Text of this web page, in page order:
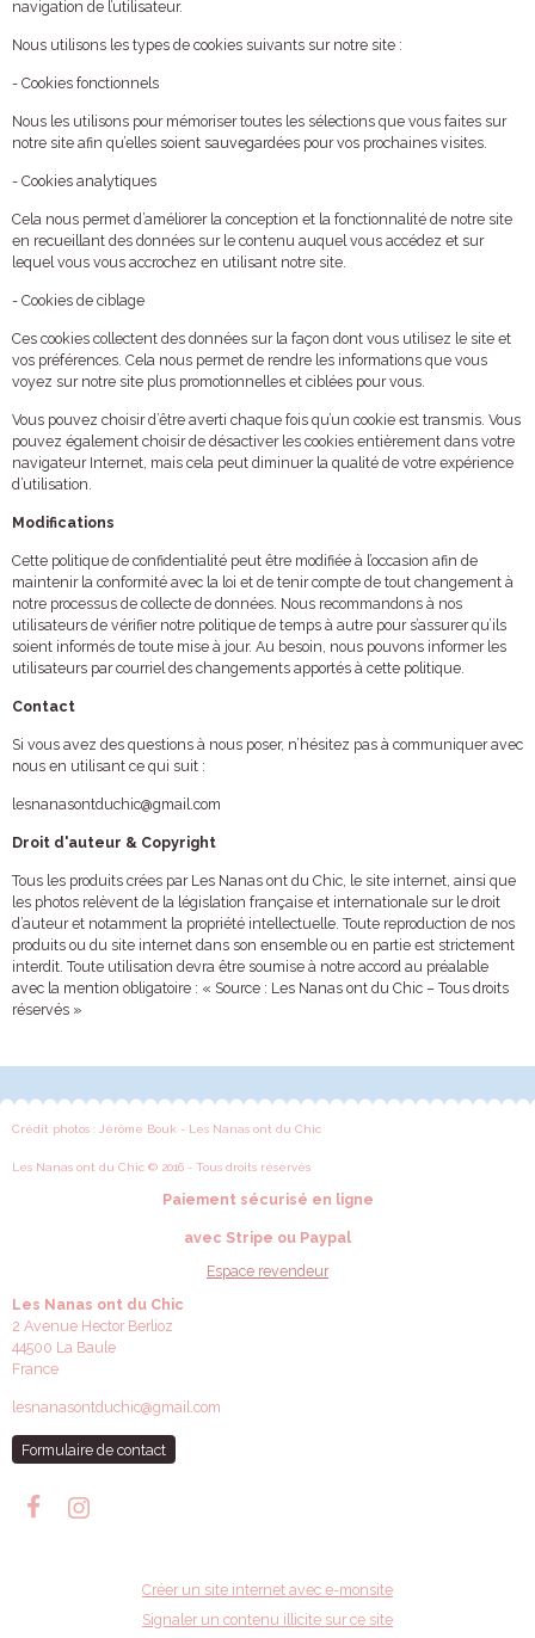
navigation de l’utilisateur.
Nous utilisons les types de cookies suivants sur notre site :
- Cookies fonctionnels
Nous les utilisons pour mémoriser toutes les sélections que vous faites sur
notre site afin qu’elles soient sauvegardées pour vos prochaines visites.
- Cookies analytiques
Cela nous permet d’améliorer la conception et la fonctionnalité de notre site
en recueillant des données sur le contenu auquel vous accédez et sur
lequel vous vous accrochez en utilisant notre site.
- Cookies de ciblage
Ces cookies collectent des données sur la façon dont vous utilisez le site et
vos préférences. Cela nous permet de rendre les informations que vous
voyez sur notre site plus promotionnelles et ciblées pour vous.
Vous pouvez choisir d’être averti chaque fois qu’un cookie est transmis. Vous
pouvez également choisir de désactiver les cookies entièrement dans votre
navigateur Internet, mais cela peut diminuer la qualité de votre expérience
d’utilisation.
Modifications
Cette politique de confidentialité peut être modifiée à l’occasion afin de
maintenir la conformité avec la loi et de tenir compte de tout changement à
notre processus de collecte de données. Nous recommandons à nos
utilisateurs de vérifier notre politique de temps à autre pour s’assurer qu’ils
soient informés de toute mise à jour. Au besoin, nous pouvons informer les
utilisateurs par courriel des changements apportés à cette politique.
Contact
Si vous avez des questions à nous poser, n’hésitez pas à communiquer avec
nous en utilisant ce qui suit :
lesnanasontduchic@gmail.com
Droit d'auteur & Copyright
Tous les produits crées par Les Nanas ont du Chic, le site internet, ainsi que
les photos relèvent de la législation française et internationale sur le droit
d’auteur et notamment la propriété intellectuelle. Toute reproduction de nos
produits ou du site internet dans son ensemble ou en partie est strictement
interdit. Toute utilisation devra être soumise à notre accord au préalable
avec la mention obligatoire : « Source : Les Nanas ont du Chic – Tous droits
réservés »
Crédit photos : Jérôme Bouk - Les Nanas ont du Chic
Les Nanas ont du Chic © 2016 - Tous droits réservés
Paiement sécurisé en ligne
avec Stripe ou Paypal
Espace revendeur
Les Nanas ont du Chic
2 Avenue Hector Berlioz
44500 La Baule
France
lesnanasontduchic@gmail.com
Formulaire de contact
Créer un site internet avec e-monsite
Signaler un contenu illicite sur ce site